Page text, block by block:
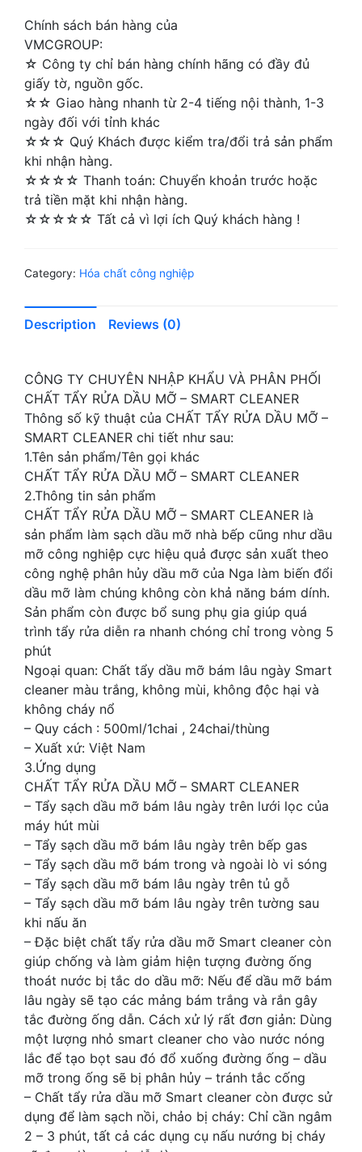
Chính sách bán hàng của
VMCGROUP:
☆ Công ty chỉ bán hàng chính hãng có đầy đủ
giấy tờ, nguồn gốc.
☆☆ Giao hàng nhanh từ 2-4 tiếng nội thành, 1-3
ngày đối với tỉnh khác
☆☆☆ Quý Khách được kiểm tra/đổi trả sản phẩm
khi nhận hàng.
☆☆☆☆ Thanh toán: Chuyển khoản trước hoặc
trả tiền mặt khi nhận hàng.
☆☆☆☆☆ Tất cả vì lợi ích Quý khách hàng !
Category: Hóa chất công nghiệp
Description Reviews (0)
CÔNG TY CHUYÊN NHẬP KHẨU VÀ PHÂN PHỐI
CHẤT TẨY RỬA DẦU MỠ – SMART CLEANER
Thông số kỹ thuật của CHẤT TẨY RỬA DẦU MỠ –
SMART CLEANER chi tiết như sau:
1.Tên sản phẩm/Tên gọi khác
CHẤT TẨY RỬA DẦU MỠ – SMART CLEANER
2.Thông tin sản phẩm
CHẤT TẨY RỬA DẦU MỠ – SMART CLEANER là
sản phẩm làm sạch dầu mỡ nhà bếp cũng như dầu
mỡ công nghiệp cực hiệu quả được sản xuất theo
công nghệ phân hủy dầu mỡ của Nga làm biến đổi
dầu mỡ làm chúng không còn khả năng bám dính.
Sản phẩm còn được bổ sung phụ gia giúp quá
trình tẩy rửa diễn ra nhanh chóng chỉ trong vòng 5
phút
Ngoại quan: Chất tẩy dầu mỡ bám lâu ngày Smart
cleaner màu trắng, không mùi, không độc hại và
không cháy nổ
– Quy cách : 500ml/1chai , 24chai/thùng
– Xuất xứ: Việt Nam
3.Ứng dụng
CHẤT TẨY RỬA DẦU MỠ – SMART CLEANER
– Tẩy sạch dầu mỡ bám lâu ngày trên lưới lọc của
máy hút mùi
– Tẩy sạch dầu mỡ bám lâu ngày trên bếp gas
– Tẩy sạch dầu mỡ bám trong và ngoài lò vi sóng
– Tẩy sạch dầu mỡ bám lâu ngày trên tủ gỗ
– Tẩy sạch dầu mỡ bám lâu ngày trên tường sau
khi nấu ăn
– Đặc biệt chất tẩy rửa dầu mỡ Smart cleaner còn
giúp chống và làm giảm hiện tượng đường ống
thoát nước bị tắc do dầu mỡ: Nếu để dầu mỡ bám
lâu ngày sẽ tạo các mảng bám trắng và rắn gây
tắc đường ống dẫn. Cách xử lý rất đơn giản: Dùng
một lượng nhỏ smart cleaner cho vào nước nóng
lắc để tạo bọt sau đó đổ xuống đường ống – dầu
mỡ trong ống sẽ bị phân hủy – tránh tắc cống
– Chất tẩy rửa dầu mỡ Smart cleaner còn được sử
dụng để làm sạch nồi, chảo bị cháy: Chỉ cần ngâm
2 – 3 phút, tất cả các dụng cụ nấu nướng bị cháy